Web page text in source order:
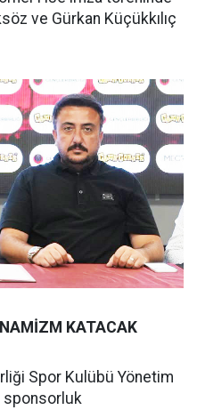
ve Gürkan Küçükkılıç
KATACAK
Spor Kulübü Yönetim
sponsorluk